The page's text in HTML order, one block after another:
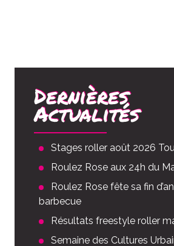
Dernières
Actualités
Stages roller août 2026
Roulez Rose aux 24h du
Roulez Rose fête sa fin
barbecue
Résultats freestyle roller
Semaine des Cultures